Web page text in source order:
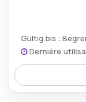
Gültig bis :
Dernière
Focus Dailies